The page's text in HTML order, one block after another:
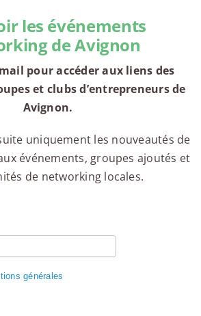
les événements
de Avignon
pour accéder aux liens des
et clubs d’entrepreneurs de
Avignon.
uniquement les nouveautés de
événements, groupes ajoutés et
de networking locales.
générales